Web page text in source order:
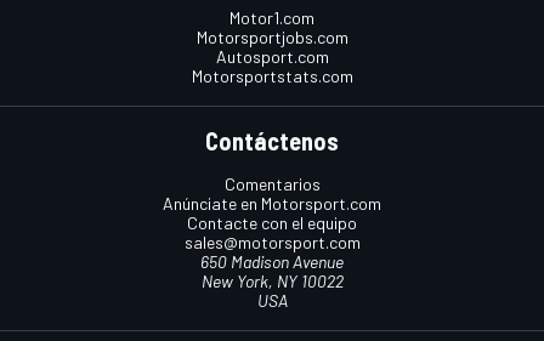
Motor1.com
Motorsportjobs.com
Autosport.com
Motorsportstats.com
Contáctenos
Comentarios
Anúnciate en Motorsport.com
Contacte con el equipo
sales@motorsport.com
650 Madison Avenue
New York, NY 10022
USA